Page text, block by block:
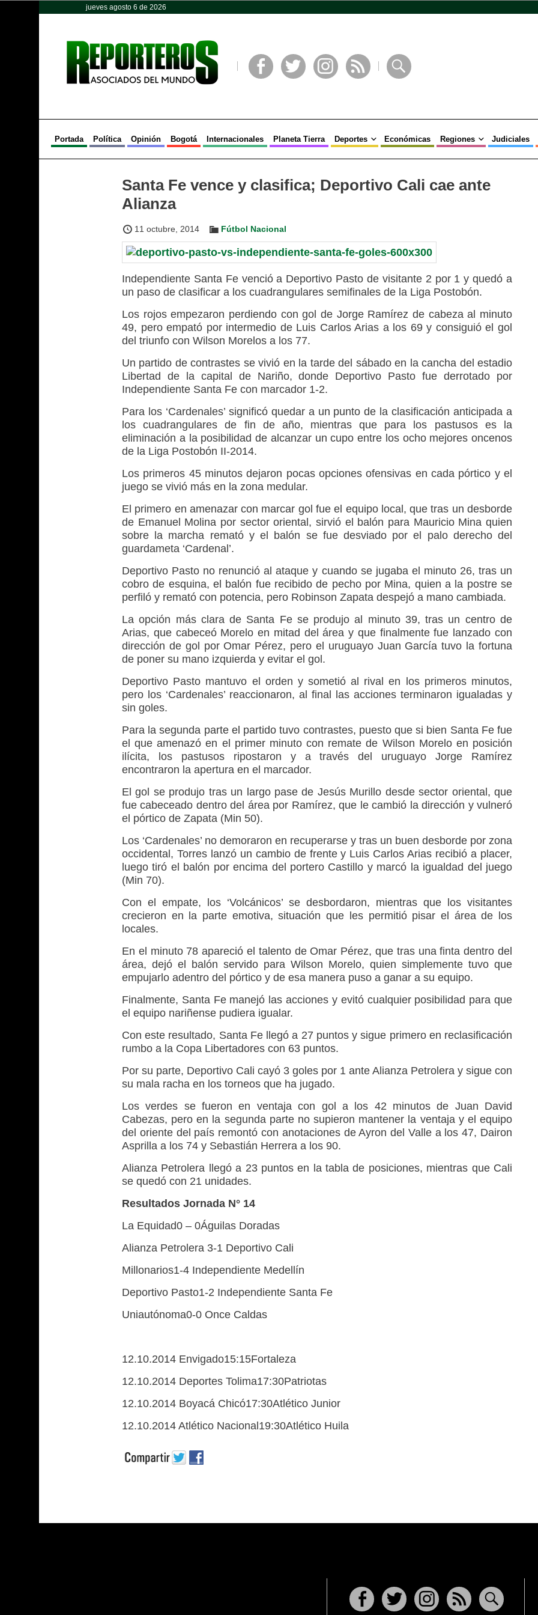
jueves agosto 6 de 2026
Portada Política Opinión Bogotá Internacionales Planeta Tierra Deportes Económicas Regiones Judiciales
Santa Fe vence y clasifica; Deportivo Cali cae ante
Alianza
11 octubre, 2014 Fútbol Nacional
Independiente Santa Fe venció a Deportivo Pasto de visitante 2 por 1 y quedó a
un paso de clasificar a los cuadrangulares semifinales de la Liga Postobón.
Los rojos empezaron perdiendo con gol de Jorge Ramírez de cabeza al minuto
49, pero empató por intermedio de Luis Carlos Arias a los 69 y consiguió el gol
del triunfo con Wilson Morelos a los 77.
Un partido de contrastes se vivió en la tarde del sábado en la cancha del estadio
Libertad de la capital de Nariño, donde Deportivo Pasto fue derrotado por
Independiente Santa Fe con marcador 1-2.
Para los ‘Cardenales’ significó quedar a un punto de la clasificación anticipada a
los cuadrangulares de fin de año, mientras que para los pastusos es la
eliminación a la posibilidad de alcanzar un cupo entre los ocho mejores oncenos
de la Liga Postobón II-2014.
Los primeros 45 minutos dejaron pocas opciones ofensivas en cada pórtico y el
juego se vivió más en la zona medular.
El primero en amenazar con marcar gol fue el equipo local, que tras un desborde
de Emanuel Molina por sector oriental, sirvió el balón para Mauricio Mina quien
sobre la marcha remató y el balón se fue desviado por el palo derecho del
guardameta ‘Cardenal’.
Deportivo Pasto no renunció al ataque y cuando se jugaba el minuto 26, tras un
cobro de esquina, el balón fue recibido de pecho por Mina, quien a la postre se
perfiló y remató con potencia, pero Robinson Zapata despejó a mano cambiada.
La opción más clara de Santa Fe se produjo al minuto 39, tras un centro de
Arias, que cabeceó Morelo en mitad del área y que finalmente fue lanzado con
dirección de gol por Omar Pérez, pero el uruguayo Juan García tuvo la fortuna
de poner su mano izquierda y evitar el gol.
Deportivo Pasto mantuvo el orden y sometió al rival en los primeros minutos,
pero los ‘Cardenales’ reaccionaron, al final las acciones terminaron igualadas y
sin goles.
Para la segunda parte el partido tuvo contrastes, puesto que si bien Santa Fe fue
el que amenazó en el primer minuto con remate de Wilson Morelo en posición
ilícita, los pastusos ripostaron y a través del uruguayo Jorge Ramírez
encontraron la apertura en el marcador.
El gol se produjo tras un largo pase de Jesús Murillo desde sector oriental, que
fue cabeceado dentro del área por Ramírez, que le cambió la dirección y vulneró
el pórtico de Zapata (Min 50).
Los ‘Cardenales’ no demoraron en recuperarse y tras un buen desborde por zona
occidental, Torres lanzó un cambio de frente y Luis Carlos Arias recibió a placer,
luego tiró el balón por encima del portero Castillo y marcó la igualdad del juego
(Min 70).
Con el empate, los ‘Volcánicos’ se desbordaron, mientras que los visitantes
crecieron en la parte emotiva, situación que les permitió pisar el área de los
locales.
En el minuto 78 apareció el talento de Omar Pérez, que tras una finta dentro del
área, dejó el balón servido para Wilson Morelo, quien simplemente tuvo que
empujarlo adentro del pórtico y de esa manera puso a ganar a su equipo.
Finalmente, Santa Fe manejó las acciones y evitó cualquier posibilidad para que
el equipo nariñense pudiera igualar.
Con este resultado, Santa Fe llegó a 27 puntos y sigue primero en reclasificación
rumbo a la Copa Libertadores con 63 puntos.
Por su parte, Deportivo Cali cayó 3 goles por 1 ante Alianza Petrolera y sigue con
su mala racha en los torneos que ha jugado.
Los verdes se fueron en ventaja con gol a los 42 minutos de Juan David
Cabezas, pero en la segunda parte no supieron mantener la ventaja y el equipo
del oriente del país remontó con anotaciones de Ayron del Valle a los 47, Dairon
Asprilla a los 74 y Sebastián Herrera a los 90.
Alianza Petrolera llegó a 23 puntos en la tabla de posiciones, mientras que Cali
se quedó con 21 unidades.
Resultados Jornada N° 14
La Equidad0 – 0Águilas Doradas
Alianza Petrolera 3-1 Deportivo Cali
Millonarios1-4 Independiente Medellín
Deportivo Pasto1-2 Independiente Santa Fe
Uniautónoma0-0 Once Caldas
12.10.2014 Envigado15:15Fortaleza
12.10.2014 Deportes Tolima17:30Patriotas
12.10.2014 Boyacá Chicó17:30Atlético Junior
12.10.2014 Atlético Nacional19:30Atlético Huila
Opinión Política